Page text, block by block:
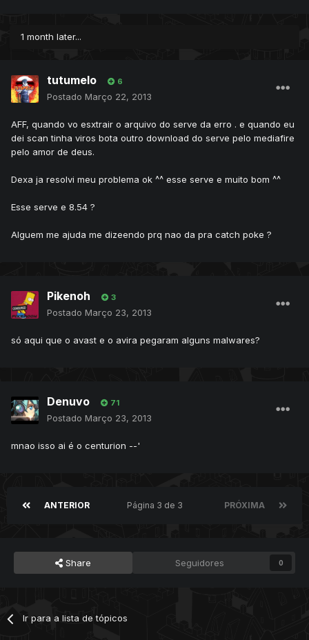
1 month later...
tutumelo 6
Postado Março 22, 2013
AFF, quando vo esxtrair o arquivo do serve da erro . e quando eu
dei scan tinha viros bota outro download do serve pelo mediafire
pelo amor de deus.
Dexa ja resolvi meu problema ok ^^ esse serve e muito bom ^^
Esse serve e 8.54 ?
Alguem me ajuda me dizeendo prq nao da pra catch poke ?
Pikenoh 3
Postado Março 23, 2013
só aqui que o avast e o avira pegaram alguns malwares?
Denuvo 71
Postado Março 23, 2013
mnao isso ai é o centurion --'
ANTERIOR PRÓXIMA
Página 3 de 3
Share Seguidores 0
Ir para a lista de tópicos